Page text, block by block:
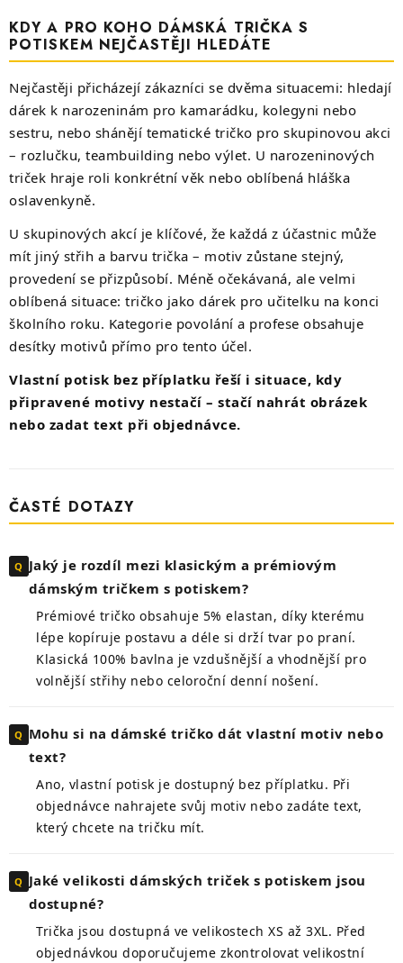
KDY A PRO KOHO DÁMSKÁ TRIČKA S
POTISKEM NEJČASTĚJI HLEDÁTE
Nejčastěji přicházejí zákazníci se dvěma situacemi: hledají
dárek k narozeninám pro kamarádku, kolegyni nebo
sestru, nebo shánějí tematické tričko pro skupinovou akci
– rozlučku, teambuilding nebo výlet. U narozeninových
triček hraje roli konkrétní věk nebo oblíbená hláška
oslavenkyně.
U skupinových akcí je klíčové, že každá z účastnic může
mít jiný střih a barvu trička – motiv zůstane stejný,
provedení se přizpůsobí. Méně očekávaná, ale velmi
oblíbená situace: tričko jako dárek pro učitelku na konci
školního roku. Kategorie povolání a profese obsahuje
desítky motivů přímo pro tento účel.
Vlastní potisk bez příplatku řeší i situace, kdy
připravené motivy nestačí – stačí nahrát obrázek
nebo zadat text při objednávce.
ČASTÉ DOTAZY
Jaký je rozdíl mezi klasickým a prémiovým
dámským tričkem s potiskem?
Prémiové tričko obsahuje 5% elastan, díky kterému
lépe kopíruje postavu a déle si drží tvar po praní.
Klasická 100% bavlna je vzdušnější a vhodnější pro
volnější střihy nebo celoroční denní nošení.
Mohu si na dámské tričko dát vlastní motiv nebo
text?
Ano, vlastní potisk je dostupný bez příplatku. Při
objednávce nahrajete svůj motiv nebo zadáte text,
který chcete na tričku mít.
Jaké velikosti dámských triček s potiskem jsou
dostupné?
Trička jsou dostupná ve velikostech XS až 3XL. Před
objednávkou doporučujeme zkontrolovat velikostní